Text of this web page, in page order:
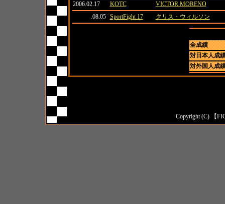
2006.02.17
KOTC
VICTOR MORENO
.08.05
SportFight 17 クリス・ウィルソン
全成績
対日本人成
対外国人成
Copyright (C) 【